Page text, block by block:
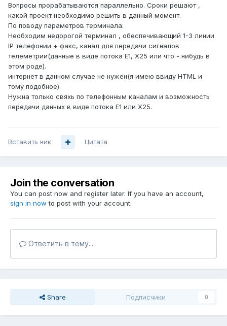
Вопросы прорабатываются параллельно. Сроки решают ,
какой проект необходимо решить в данный момент.
По поводу параметров терминала:
Необходим недорогой терминал , обеспечивающий 1-3 линии
IP телефонии + факс, канал для передачи сигналов
телеметрии(данные в виде потока Е1, Х25 или что - нибудь в
этом роде).
интернет в данном случае не нужен(я имею ввиду HTML и
тому подобное).
Нужна только свяхь по телефонным каналам и возможность
передачи данных в виде потока Е1 или Х25.
Вставить ник Цитата
Join the conversation
You can post now and register later. If you have an account,
sign in now to post with your account.
Ответить в тему...
Share Подписчики 0